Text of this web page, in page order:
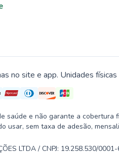
no site e app. Unidades
saúde e não garante a cobertura
usar, sem taxa de adesão,
LTDA / CNPJ: 19.258.530/